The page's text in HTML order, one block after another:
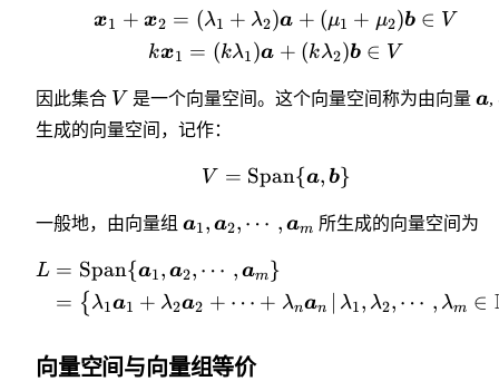
x1 + x2 = (λ1 + λ2)a + (μ1 + μ2)b ∈ V
kx1 = (kλ1)a + (kλ2)b ∈ V
因此集合 V 是一个向量空间。这个向量空间称为由向量a,
生成的向量空间，记作：
V = Span{a, b}
一般地，由向量组 a1, a2, ⋯ , am 所生成的向量空间为
L = Span{a1, a2, ⋯ , am}
= { λ1a1 + λ2a2 + ⋯ + λnan λ1, λ2, ⋯ , λm ∈
向量空间与向量组等价